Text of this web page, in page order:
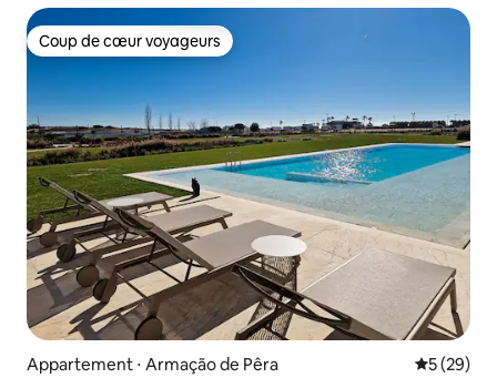
Coup de cœur voyageurs
Coup de cœur voyageurs
Appartement ⋅ Armação de Pêra
5 (29)